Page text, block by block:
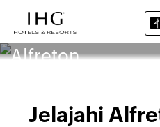
Hotel Ramah
Alfreton
Jelajahi